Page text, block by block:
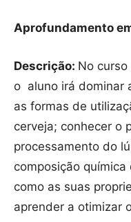
Aprofundamento
Descrição: No
o aluno irá dominar
as formas de
cerveja; conhecer o
processamento do
composição
como as suas
aprender a otimizar